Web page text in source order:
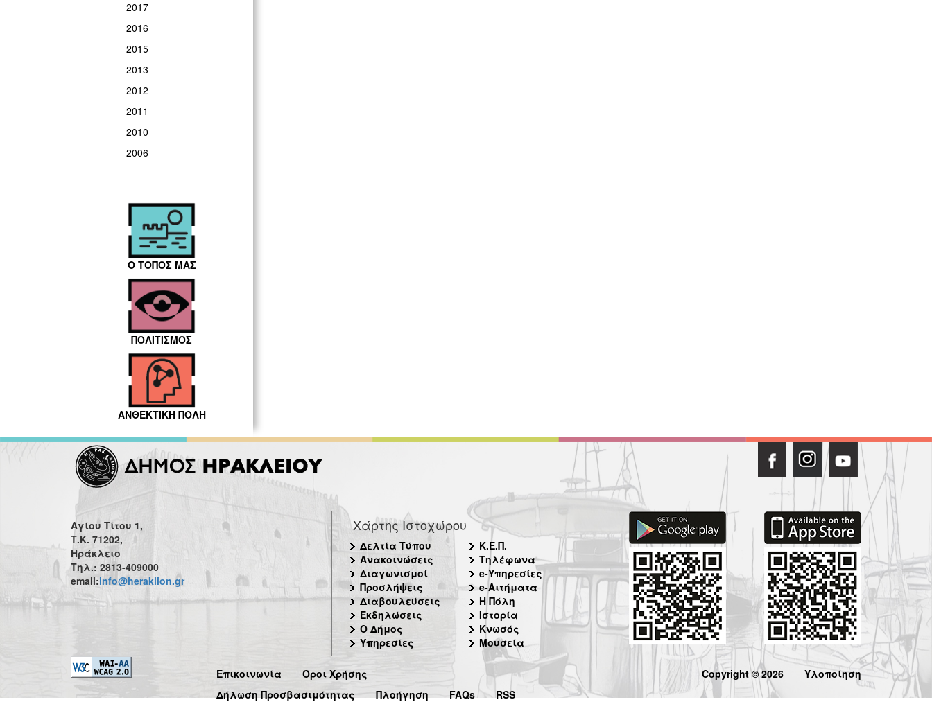
2017
2016
2015
2013
2012
2011
2010
2006
Ο ΤΟΠΟΣ ΜΑΣ
ΠΟΛΙΤΙΣΜΟΣ
ΑΝΘΕΚΤΙΚΗ ΠΟΛΗ
Αγίου Τίτου 1,
Τ.Κ. 71202,
Ηράκλειο
Τηλ.: 2813-409000
email:info@heraklion.gr
Χάρτης Ιστοχώρου
Δελτία Τύπου
Ανακοινώσεις
Διαγωνισμοί
Προσλήψεις
Διαβουλεύσεις
Εκδηλώσεις
Ο Δήμος
Υπηρεσίες
Κ.Ε.Π.
Τηλέφωνα
e-Υπηρεσίες
e-Αιτήματα
Η Πόλη
Ιστορία
Κνωσός
Μουσεία
Επικοινωνία
Όροι Χρήσης
Δήλωση Προσβασιμότητας
Πλοήγηση FAQs RSS
Copyright © 2026 Υλοποίηση